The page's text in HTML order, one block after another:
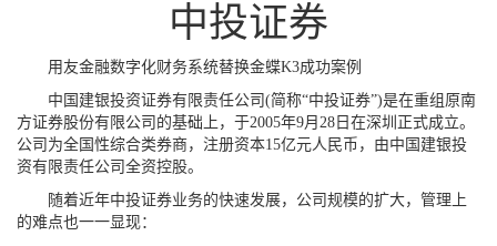
中投证券
用友金融数字化财务系统替换金蝶K3成功案例
中国建银投资证券有限责任公司(简称“中投证券”)是在重组原南
方证券股份有限公司的基础上，于2005年9月28日在深圳正式成立。
公司为全国性综合类券商，注册资本15亿元人民币，由中国建银投
资有限责任公司全资控股。
随着近年中投证券业务的快速发展，公司规模的扩大，管理上
的难点也一一显现：